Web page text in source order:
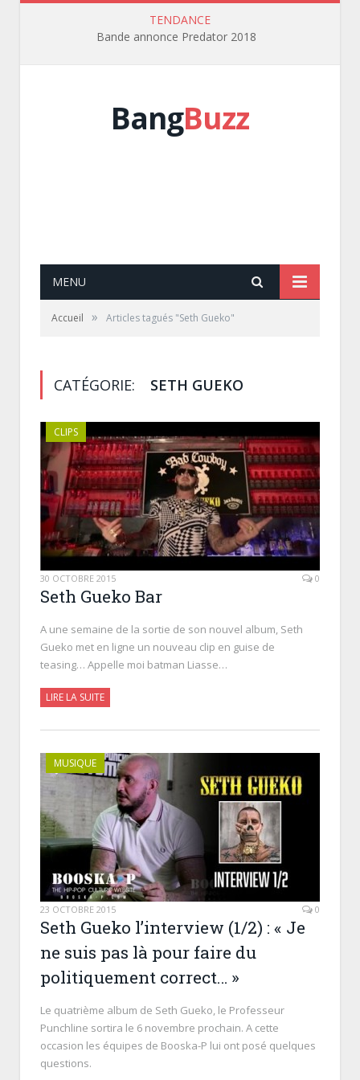
TENDANCE
Bande annonce Predator 2018
BangBuzz
MENU
Accueil » Articles tagués "Seth Gueko"
CATÉGORIE: SETH GUEKO
CLIPS
30 OCTOBRE 2015 0
Seth Gueko Bar
A une semaine de la sortie de son nouvel album, Seth
Gueko met en ligne un nouveau clip en guise de
teasing… Appelle moi batman Liasse…
LIRE LA SUITE
MUSIQUE
23 OCTOBRE 2015 0
Seth Gueko l’interview (1/2) : « Je
ne suis pas là pour faire du
politiquement correct… »
Le quatrième album de Seth Gueko, le Professeur
Punchline sortira le 6 novembre prochain. A cette
occasion les équipes de Booska-P lui ont posé quelques
questions.